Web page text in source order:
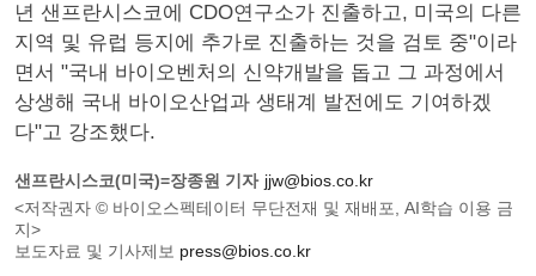
년 샌프란시스코에 CDO연구소가 진출하고, 미국의 다른
지역 및 유럽 등지에 추가로 진출하는 것을 검토 중"이라
면서 "국내 바이오벤처의 신약개발을 돕고 그 과정에서
상생해 국내 바이오산업과 생태계 발전에도 기여하겠
다"고 강조했다.
샌프란시스코(미국)=장종원 기자 jjw@bios.co.kr
<저작권자 © 바이오스펙테이터 무단전재 및 재배포, AI학습 이용 금
지>
보도자료 및 기사제보 press@bios.co.kr